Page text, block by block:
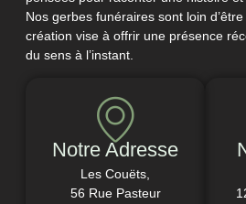
Nos gerbes funéraires sont loin
création vise à offrir une présence
du sens à l’instant.
Notre Adresse
Les Couëts,
56 Rue Pasteur